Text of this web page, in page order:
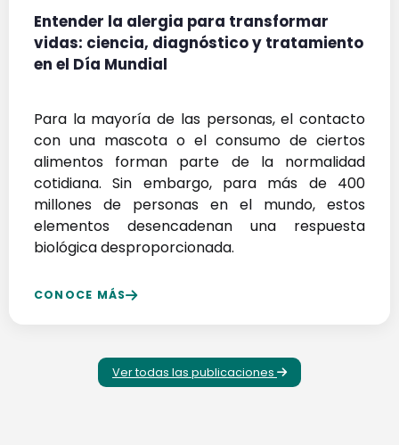
Entender la alergia para transformar
vidas: ciencia, diagnóstico y tratamiento
en el Día Mundial
Para la mayoría de las personas, el contacto
con una mascota o el consumo de ciertos
alimentos forman parte de la normalidad
cotidiana. Sin embargo, para más de 400
millones de personas en el mundo, estos
elementos desencadenan una respuesta
biológica desproporcionada.
CONOCE MÁS
Ver todas las publicaciones